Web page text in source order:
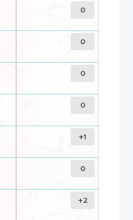
0
0
0
0
+1
0
+2